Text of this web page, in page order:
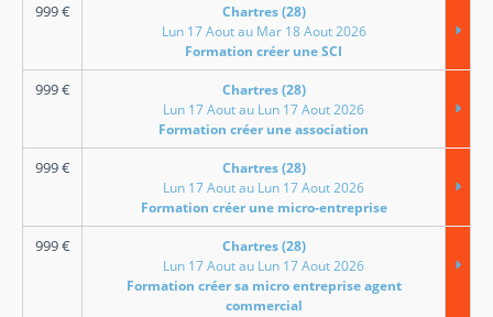
999€
Chartres (28)
Lun 17 Aout au Mar 18 Aout 2026
Formation créer une SCI
999€
Chartres (28)
Lun 17 Aout au Lun 17 Aout 2026
Formation créer une association
999€
Chartres (28)
Lun 17 Aout au Lun 17 Aout 2026
Formation créer une micro-entreprise
999€
Chartres (28)
Lun 17 Aout au Lun 17 Aout 2026
Formation créer sa micro entreprise agent
commercial